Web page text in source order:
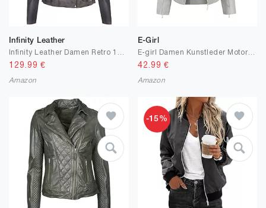
Infinity Leather
129.99 €
Amazon
E-Girl
E-girl Damen Kunstleder Motorrad Jacke Lederjacke Schlank Reißverschluss Stehkragen Kurz Mantel,PB536
42.99 €
Amazon
-15%